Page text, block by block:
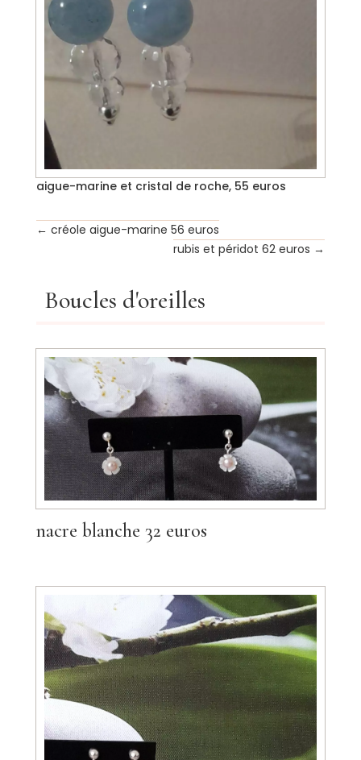
aigue-marine et cristal de roche, 55 euros
← créole aigue-marine 56 euros
rubis et péridot 62 euros →
Boucles d'oreilles
nacre blanche 32 euros